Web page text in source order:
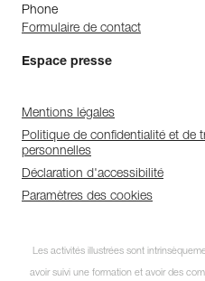
Phone
Formulaire de contact
Espace presse
Mentions légales
Politique de confidentialité et de
personnelles
Déclaration d'accessibilité
Paramètres des cookies
Les activités illustrées sont
avoir suivi une formation et avoir des